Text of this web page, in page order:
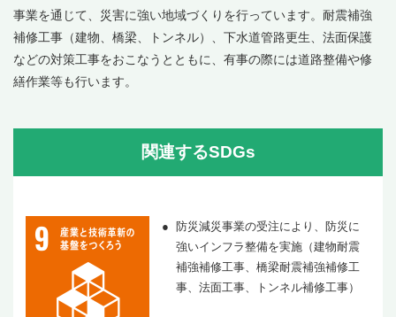
事業を通じて、災害に強い地域づくりを行っています。耐震補強
補修工事（建物、橋梁、トンネル）、下水道管路更生、法面保護
などの対策工事をおこなうとともに、有事の際には道路整備や修
繕作業等も行います。
関連するSDGs
防災減災事業の受注により、防災に
強いインフラ整備を実施（建物耐震
補強補修工事、橋梁耐震補強補修工
事、法面工事、トンネル補修工事）